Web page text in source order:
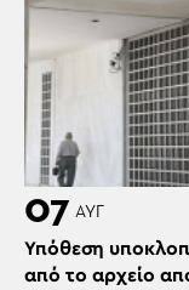
07 ΑΥΓ
Υπόθεση
από το αρχείο